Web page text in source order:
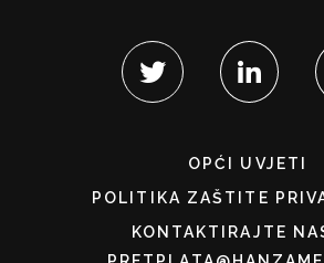
OPĆI UVJETI
POLITIKA ZAŠTITE
KONTAKTIRAJTE